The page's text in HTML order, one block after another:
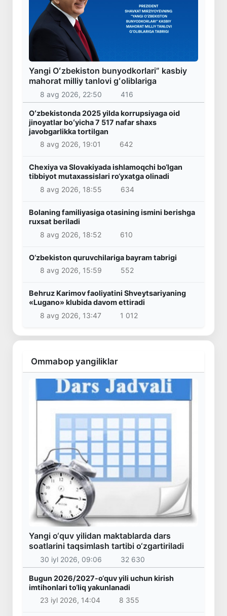
Yangi Oʻzbekiston bunyodkorlari” kasbiy
mahorat milliy tanlovi gʻoliblariga
8 avg 2026, 22:50 416
Oʻzbekistonda 2025 yilda korrupsiyaga oid
jinoyatlar boʻyicha 7 517 nafar shaxs
javobgarlikka tortilgan
8 avg 2026, 19:01
642
Chexiya va Slovakiyada ishlamoqchi bo‘lgan
tibbiyot mutaxassislari ro‘yxatga olinadi
8 avg 2026, 18:55
634
Bolaning familiyasiga otasining ismini berishga
ruxsat beriladi
8 avg 2026, 18:52
610
O‘zbekiston quruvchilariga bayram tabrigi
8 avg 2026, 15:59
552
Behruz Karimov faoliyatini Shveytsariyaning
«Lugano» klubida davom ettiradi
8 avg 2026, 13:47
1 012
Ommabop yangiliklar
Yangi o‘quv yilidan maktablarda dars
soatlarini taqsimlash tartibi o‘zgartiriladi
30 iyl 2026, 09:06 32 630
Bugun 2026/2027-o‘quv yili uchun kirish
imtihonlari to‘liq yakunlanadi
23 iyl 2026, 14:04
8 355